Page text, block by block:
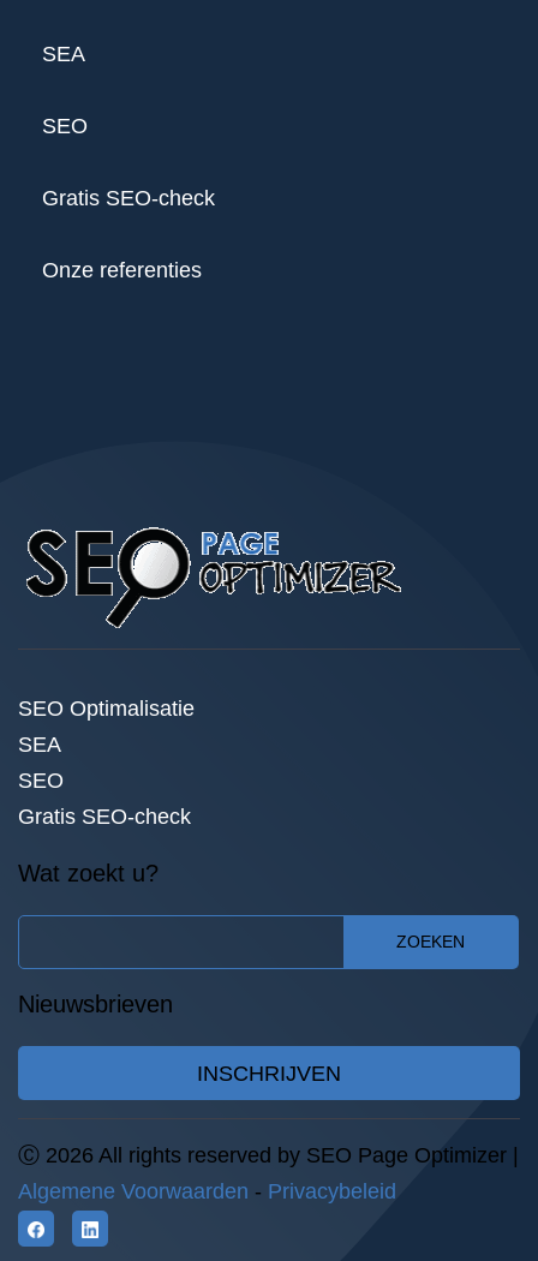
SEA
SEO
Gratis SEO-check
Onze referenties
SEO Optimalisatie
SEA
SEO
Gratis SEO-check
Wat zoekt u?
ZOEKEN
Nieuwsbrieven
INSCHRIJVEN
Ⓒ 2026 All rights reserved by SEO Page Optimizer |
Algemene Voorwaarden - Privacybeleid